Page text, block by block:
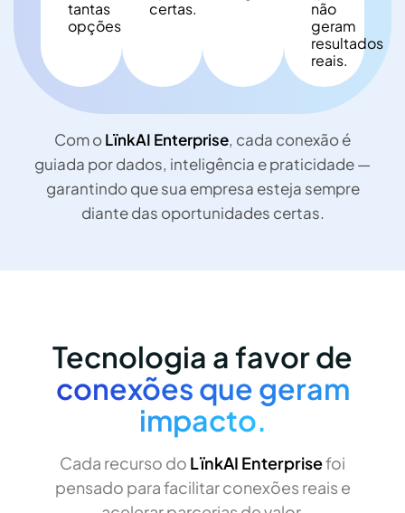
tantas
opções,
certas.
não
geram
resultados
reais.
Com oLïnkAI Enterprise, cada conexão é
guiada por dados, inteligência e praticidade —
garantindo que sua empresa esteja sempre
diante das oportunidades certas.
Tecnologia a favor de
conexões que geram
impacto.
Cada recurso do LïnkAI Enterprisefoi
pensado para facilitar conexões reais e